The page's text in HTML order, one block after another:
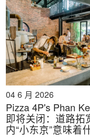
2026年8月3日
洪水、水坝和水利
的合作
04 6 月 2026
Pizza 4P's Phan
即将关闭：道路拓
内“小东京”意味着